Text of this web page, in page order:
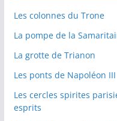
Les colonnes du Trone
La pompe de la
La grotte de Trianon
Les ponts de Napoléon III
Les cercles spirites
esprits